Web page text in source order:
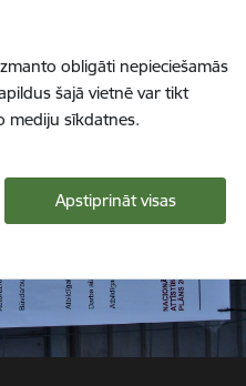
obligāti nepieciešamās
šajā vietnē var tikt
mediju sīkdatnes.
Apstiprināt visas